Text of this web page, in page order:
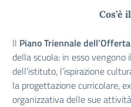
Cos’è
Il Piano Triennale
della scuola: in esso
dell’istituto, l’ispirazione
la progettazione curricolare,
organizzativa delle sue